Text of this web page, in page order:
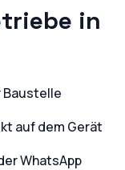
in
Baustelle
auf dem Gerät
WhatsApp